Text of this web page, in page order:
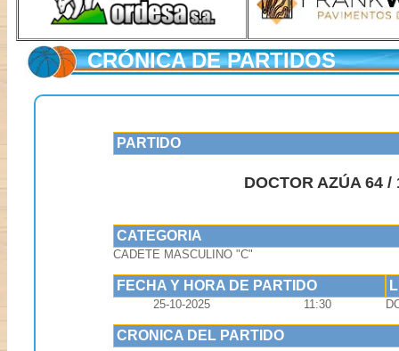
CRÓNICA DE PARTIDOS
PARTIDO
DOCTOR AZÚA 64 /
CATEGORIA
CADETE MASCULINO "C"
FECHA Y HORA DE PARTIDO
25-10-2025 11:30
CRONICA DEL PARTIDO